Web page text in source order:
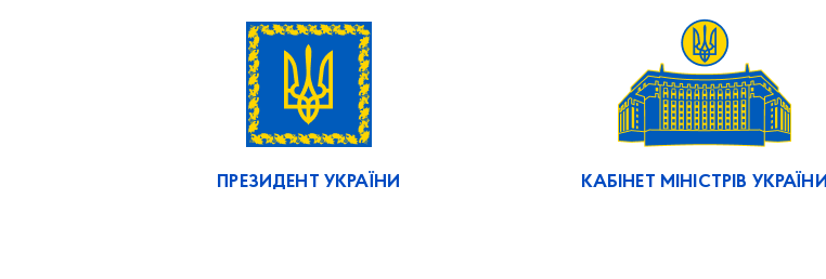
ПРЕЗИДЕНТ УКРАЇНИ КАБІНЕТ МІНІСТРІВ УКРАЇНИ